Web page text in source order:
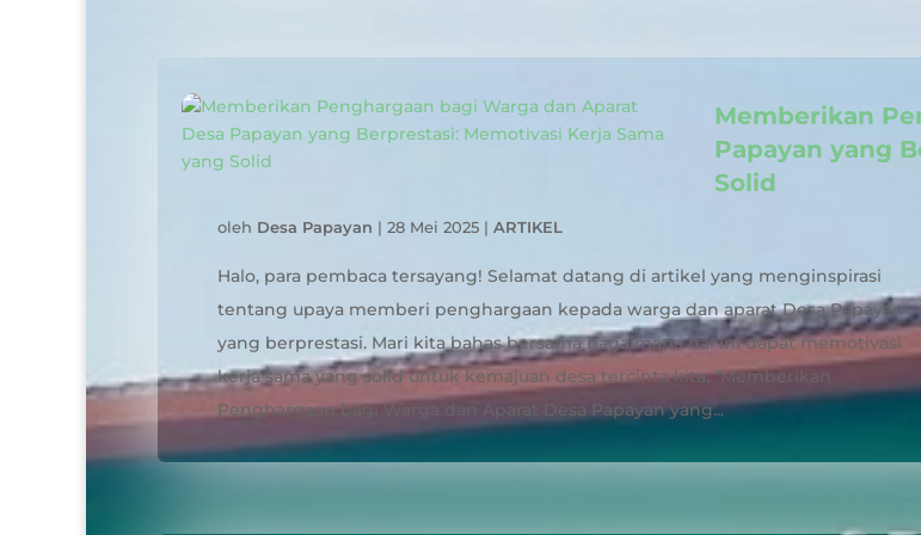
Memberikan
Papayan yang
Solid
oleh Desa Papayan | 28 Mei 2025 | ARTIKEL
Halo, para pembaca tersayang! Selamat datang di artikel yang menginspirasi
tentang upaya memberi penghargaan kepada warga dan aparat Desa Papayan
yang berprestasi. Mari kita bahas bersama bagaimana hal ini dapat memotivasi
kerja sama yang solid untuk kemajuan desa tercinta kita. "Memberikan
Penghargaan bagi Warga dan Aparat Desa Papayan yang...